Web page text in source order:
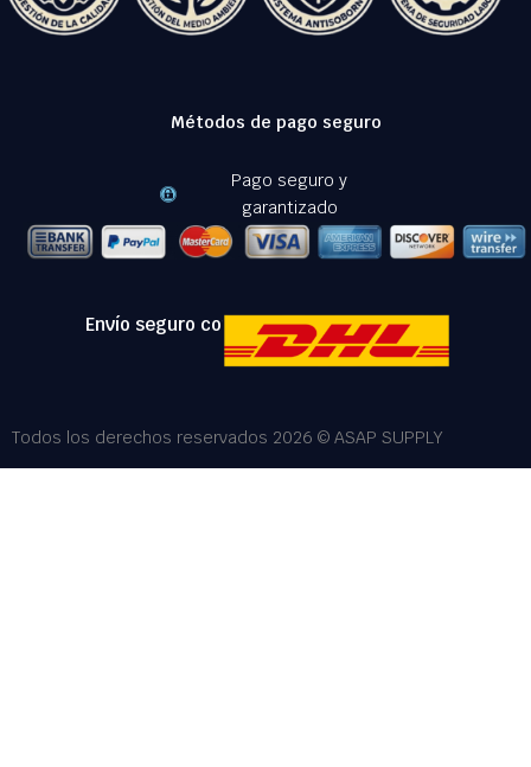
Métodos de pago seguro
Pago seguro y
garantizado
Envío seguro con:
Todos los derechos reservados 2026 © ASAP SUPPLY